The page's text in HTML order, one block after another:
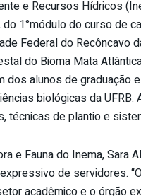
e Recursos Hídricos
1°módulo do curso de
Federal do Recôncavo
do Bioma Mata
alunos de graduação
biológicas da
técnicas de plantio e
e Fauna do Inema, Sara
de servidores.
acadêmico e o órgão